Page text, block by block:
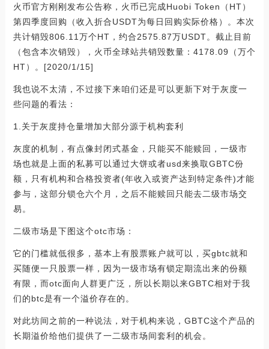
火币官方刚刚发布公告称，火币已完成Huobi Token（HT）
第四季度回购（收入折合USDT为每日回购实际价格）。本次
共计销毁806.11万个HT，约合2575.87万USDT。截止目前
（包含本次销毁），火币全球站共销毁数量：4178.09（万个
HT）。[2020/1/15]
我也说不太清，不过接下来咱们还是可以更新下对于灰度一
些问题的看法：
1.关于灰度持仓量增加大部分源于机构套利
灰度的机制，有点像封闭式基金，只能买不能赎回，一级市
场也就是上面的私募可以通过大饼或者usd来换取GBTC份
额，只有机构和合格投资者(年收入或资产达到特定条件)才能
参与，这部分锁仓六个月，之后不能赎回只能去二级市场交
易。
二级市场是下图这个otc市场：
它的门槛就低很多，基本上有股票账户就可以，买gbtc就和
买随便一只股票一样，因为一级市场有锁定期流出来的份额
有限，而otc面向人群更广泛，所以长期以来GBTC相对于我
们的btc是有一个溢价存在的。
对此坊间之前的一种说法，对于机构来说，GBTC这个产品的
长期溢价给他们提供了一二级市场间套利的机会。